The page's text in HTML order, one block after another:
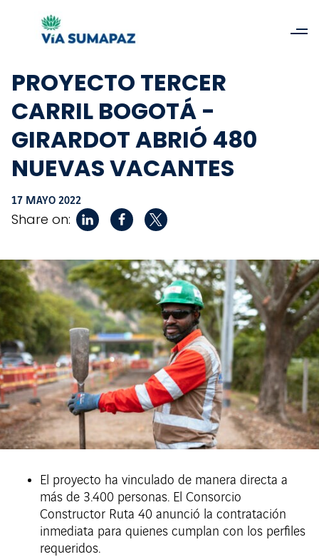
PROYECTO TERCER
CARRIL BOGOTÁ -
GIRARDOT ABRIÓ 480
NUEVAS VACANTES
17 MAYO 2022
Share on:
El proyecto ha vinculado de manera directa a
más de 3.400 personas. El Consorcio
Constructor Ruta 40 anunció la contratación
inmediata para quienes cumplan con los perfiles
requeridos.